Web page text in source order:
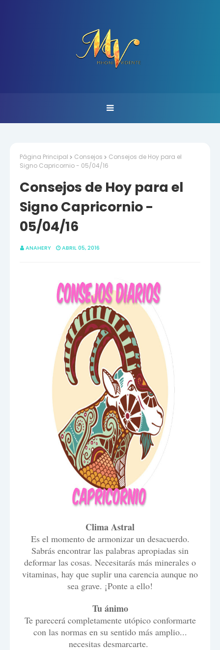
Página Principal Consejos
Consejos de Hoy para el
Signo Capricornio - 05/04/16
Consejos de Hoy para el
Signo Capricornio -
05/04/16
ANAHERY ABRIL 05, 2016
Clima Astral
Es el momento de armonizar un desacuerdo.
Sabrás encontrar las palabras apropiadas sin
deformar las cosas. Necesitarás más minerales o
vitaminas, hay que suplir una carencia aunque no
sea grave. ¡Ponte a ello!
Tu ánimo
Te parecerá completamente utópico conformarte
con las normas en su sentido más amplio...
necesitas desmarcarte.